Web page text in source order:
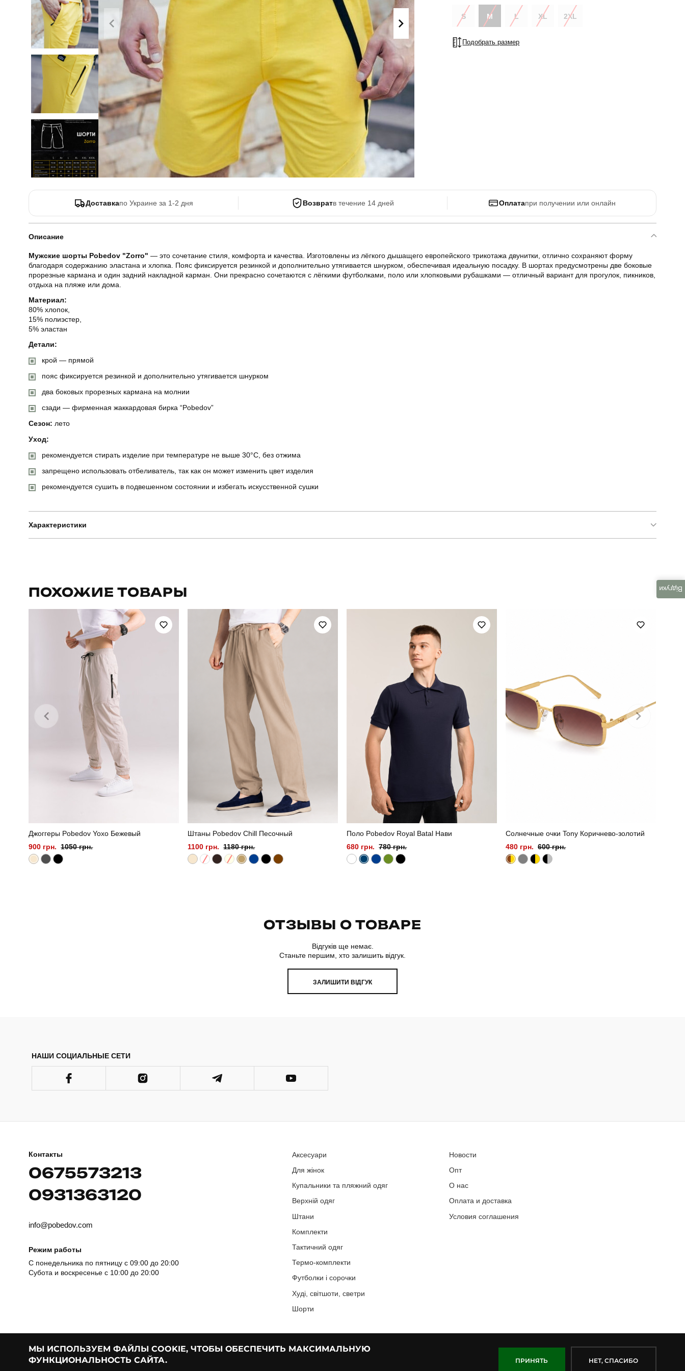
МЫ ИСПОЛЬЗУЕМ ФАЙЛЫ COOKIE, ЧТОБЫ ОБЕСПЕЧИТЬ МАКСИМАЛЬНУЮ
ФУНКЦИОНАЛЬНОСТЬ САЙТА.
ПРИНЯТЬ НЕТ, СПАСИБО
Комбінезони
костюми
Поло
Сорочки
Футболки
Майка
ХУДІ, СВІТШОТИ, СВЕТРИ
Кофти
Светри
Світшоти
Худі
Боди
S M L XL 2XL
Подобрать размер
Доставкапо Украине за 1-2 дня Возвратв течение 14 дней Оплатапри получении или онлайн
Описание
Мужские шорты Pobedov "Zorro" — это сочетание стиля, комфорта и качества. Изготовлены из лёгкого дышащего европейского трикотажа двунитки, отлично сохраняют форму
благодаря содержанию эластана и хлопка. Пояс фиксируется резинкой и дополнительно утягивается шнурком, обеспечивая идеальную посадку. В шортах предусмотрены две боковые
прорезные кармана и один задний накладной карман. Они прекрасно сочетаются с лёгкими футболками, поло или хлопковыми рубашками — отличный вариант для прогулок, пикников,
отдыха на пляже или дома.
Материал:
80% хлопок,
15% полиэстер,
5% эластан
Детали:
крой — прямой
пояс фиксируется резинкой и дополнительно утягивается шнурком
два боковых прорезных кармана на молнии
сзади — фирменная жаккардовая бирка “Pobedov”
Сезон: лето
Уход:
рекомендуется стирать изделие при температуре не выше 30°C, без отжима
запрещено использовать отбеливатель, так как он может изменить цвет изделия
рекомендуется сушить в подвешенном состоянии и избегать искусственной сушки
Характеристики
Стиль
80% бавовна, 15% поліестер, 5% еластан україна
ПОХОЖИЕ ТОВАРЫ
Джоггеры Pobedov Yoxo Бежевый
900 грн. 1050 грн.
Штаны Pobedov Chill Песочный
1100 грн. 1180 грн.
Поло Pobedov Royal Batal Нави
680 грн. 780 грн.
Солнечные очки Tony Коричнево-золотий
480 грн. 600 грн.
ОТЗЫВЫ О ТОВАРЕ
Відгуки
Відгуків ще немає.
Станьте першим, хто залишить відгук.
ЗАЛИШИТИ ВІДГУК
НАШИ СОЦИАЛЬНЫЕ СЕТИ
Контакты
0675573213
0931363120
info@pobedov.com
Режим работы
С понедельника по пятницу с 09:00 до 20:00
Субота и воскресенье с 10:00 до 20:00
Аксесуари
Для жінок
Купальники та пляжний одяг
Верхній одяг
Штани
Комплекти
Тактичний одяг
Термо-комплекти
Футболки і сорочки
Худі, світшоти, светри
Шорти
Новости
Опт
О нас
Оплата и доставка
Условия соглашения
© Pobedov | 2018 — 2026